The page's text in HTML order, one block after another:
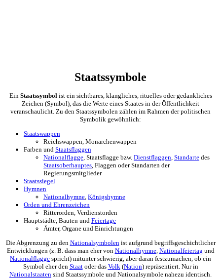
Staatssymbole
Ein Staatssymbolist ein sichtbares, klangliches, rituelles oder gedankliches
Zeichen (Symbol), das die Werte eines Staates in der Öffentlichkeit
veranschaulicht. Zu den Staatssymbolen zählen im Rahmen der politischen
Symbolik gewöhnlich:
Staatswappen
Reichswappen, Monarchenwappen
Farben und Staatsflaggen
Nationalflagge, Staatsflagge bzw. Dienstflaggen, Standarte des
Staatsoberhauptes, Flaggen oder Standarten der
Regierungsmitglieder
Staatssiegel
Hymnen
Nationalhymne, Königshymne
Orden und Ehrenzeichen
Ritterorden, Verdienstorden
Hauptstädte, Bauten und Feiertage
Ämter, Organe und Einrichtungen
Die Abgrenzung zu den Nationalsymbolenist aufgrund begriffsgeschichtlicher
Entwicklungen (z. B. dass man eher von Nationalhymne, Nationalfeiertag und
Nationalflagge spricht) mitunter schwierig, aber daran festzumachen, ob ein
Symbol eher den Staatoder das Volk(Nation) repräsentiert. Nur in
Nationalstaaten sind Staatssymbole und Nationalsymbole nahezu identisch.